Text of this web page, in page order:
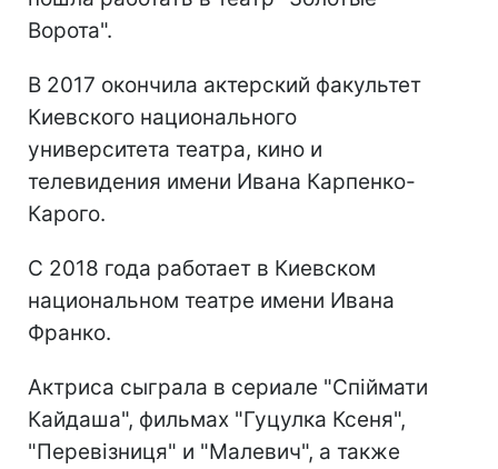
Ворота".
В 2017 окончила актерский факультет
Киевского национального
университета театра, кино и
телевидения имени Ивана Карпенко-
Карого.
С 2018 года работает в Киевском
национальном театре имени Ивана
Франко.
Актриса сыграла в сериале "Спіймати
Кайдаша", фильмах "Гуцулка Ксеня",
"Перевізниця" и "Малевич", а также